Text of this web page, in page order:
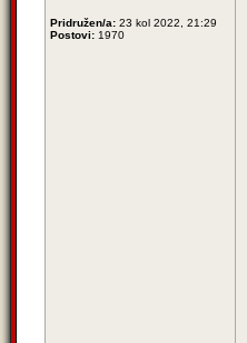
Pridružen/a: 23 kol 2022, 21:29
Postovi: 1970